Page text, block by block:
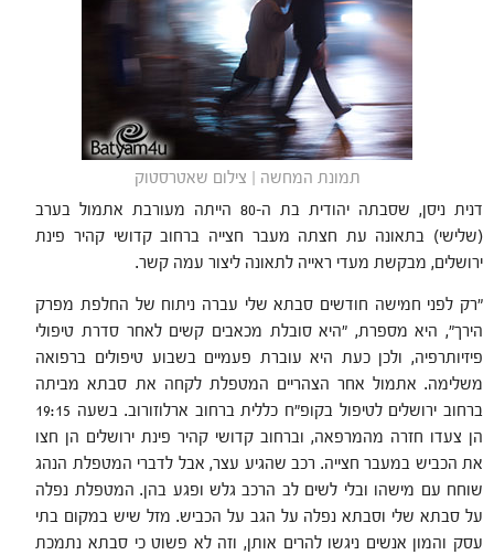
תמונת המחשה | צילום שאטרסטוק
דנית ניסן, שסבתה יהודית בת ה-80 הייתה מעורבת אתמול בערב
(שלישי) בתאונה עת חצתה מעבר חצייה ברחוב קדושי קהיר פינת
ירושלים, מבקשת מעדי ראייה לתאונה ליצור עמה קשר.
"רק לפני חמישה חודשים סבתא שלי עברה ניתוח של החלפת מפרק
הירך", היא מספרת, "היא סובלת מכאבים קשים לאחר סדרת טיפולי
פיזיותרפיה, ולכן כעת היא עוברת פעמיים בשבוע טיפולים ברפואה
משלימה. אתמול אחר הצהריים המטפלת לקחה את סבתא מביתה
ברחוב ירושלים לטיפול בקופ"ח כללית ברחוב ארלוזורוב. בשעה 19:15
הן צעדו חזרה מהמרפאה, וברחוב קדושי קהיר פינת ירושלים הן חצו
את הכביש במעבר חצייה. רכב שהגיע עצר, אבל לדברי המטפלת הנהג
שוחח עם מישהו ובלי לשים לב הרכב גלש ופגע בהן. המטפלת נפלה
על סבתא שלי וסבתא נפלה על הגב על הכביש. מזל שיש במקום בתי
עסק והמון אנשים ניגשו להרים אותן, וזה לא פשוט כי סבתא נתמכת